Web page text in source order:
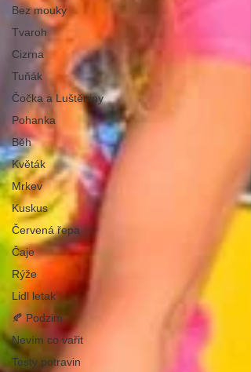
Bez mouky
Tvaroh
Cizrna
Tuňák
Čočka a Luštěniny
Pohanka
Běh
Květák
Mrkev
Kuskus
Červená řepa
Čaje
Rýže
Lidl letak
🍂 Podzim
Nevím co vařit
Testy potravin